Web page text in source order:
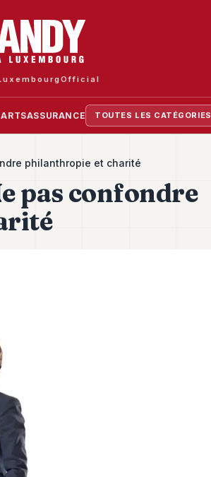
ARTSASSURANCE TOUTES LES CATÉGORIES
philanthropie et charité
pas confondre